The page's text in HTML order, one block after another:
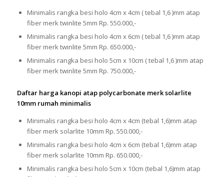
Minimalis rangka besi holo 4cm x 4cm ( tebal 1,6 )mm atap
fiber merk twinlite 5mm Rp. 550.000,-
Minimalis rangka besi holo 4cm x 6cm ( tebal 1,6 )mm atap
fiber merk twinlite 5mm Rp. 650.000,-
Minimalis rangka besi holo 5cm x 10cm ( tebal 1,6 )mm atap
fiber merk twinlite 5mm Rp. 750.000,-
Daftar harga kanopi atap polycarbonate merk solarlite
10mm rumah minimalis
Minimalis rangka besi holo 4cm x 4cm (tebal 1,6)mm atap
fiber merk solarlite 10mm Rp. 550.000,-
Minimalis rangka besi holo 4cm x 6cm (tebal 1,6)mm atap
fiber merk solarlite 10mm Rp. 650.000,-
Minimalis rangka besi holo 5cm x 10cm (tebal 1,6)mm atap